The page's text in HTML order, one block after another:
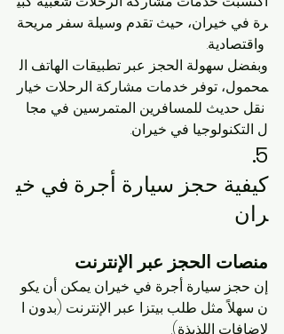
رة في خيران، حيث تقدم وسيلة سفر مريحة
واقتصادية.
وبفضل سهولة الحجز عبر تطبيقات الهاتف ال
محمول، توفر خدمات مشاركة الرحلات خيار
نقل حديث للمسافرين المتمرسين في مجا
ل التكنولوجيا في خيران.
5.
كيفية حجز سيارة أجرة في خي
ران
منصات الحجز عبر الإنترنت
إن حجز سيارة أجرة في خيران يمكن أن يكو
ن سهلاً مثل طلب بيتزا عبر الإنترنت (بدون ا
لإضافات اللذيذة).